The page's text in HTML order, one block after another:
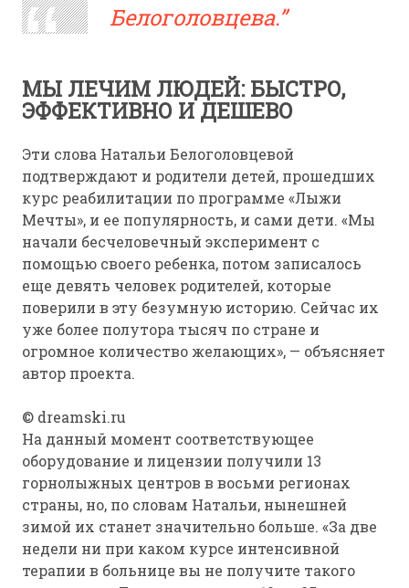
Белоголовцева.
МЫ ЛЕЧИМ ЛЮДЕЙ: БЫСТРО,
ЭФФЕКТИВНО И ДЕШЕВО
Эти слова Натальи Белоголовцевой
подтверждают и родители детей, прошедших
курс реабилитации по программе «Лыжи
Мечты», и ее популярность, и сами дети. «Мы
начали бесчеловечный эксперимент с
помощью своего ребенка, потом записалось
еще девять человек родителей, которые
поверили в эту безумную историю. Сейчас их
уже более полутора тысяч по стране и
огромное количество желающих», — объясняет
автор проекта.
© dreamski.ru
На данный момент соответствующее
оборудование и лицензии получили 13
горнолыжных центров в восьми регионах
страны, но, по словам Натальи, нынешней
зимой их станет значительно больше. «За две
недели ни при каком курсе интенсивной
терапии в больнице вы не получите такого